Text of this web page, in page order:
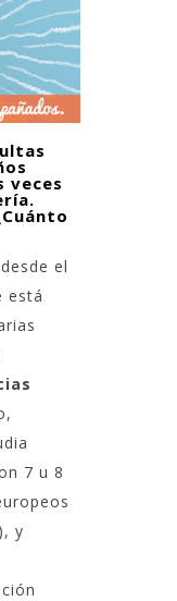
veces
el
está
7 u 8
y